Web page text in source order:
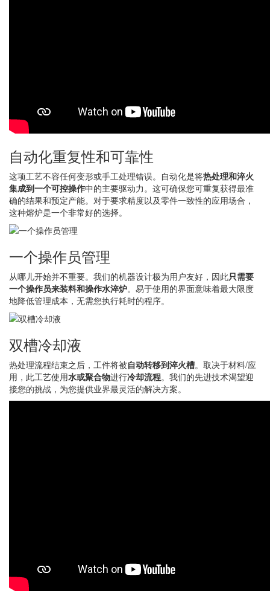
自动化重复性和可靠性
这项工艺不容任何变形或手工处理错误。自动化是将热处理和淬火
集成到一个可控操作中的主要驱动力。这可确保您可重复获得最准
确的结果和预定产能。对于要求精度以及零件一致性的应用场合，
这种熔炉是一个非常好的选择。
一个操作员管理
从哪儿开始并不重要。我们的机器设计极为用户友好，因此只需要
一个操作员来装料和操作水淬炉。易于使用的界面意味着最大限度
地降低管理成本，无需您执行耗时的程序。
双槽冷却液
热处理流程结束之后，工件将被自动转移到淬火槽。取决于材料/应
用，此工艺使用水或聚合物进行冷却流程。我们的先进技术渴望迎
接您的挑战，为您提供业界最灵活的解决方案。